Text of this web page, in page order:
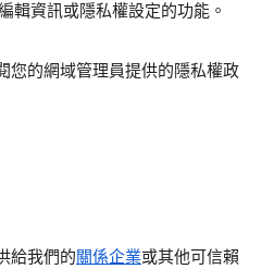
輯資訊或隱私權設定的功能。
您的網域管理員提供的隱私權政
給我們的關係企業或其他可信賴